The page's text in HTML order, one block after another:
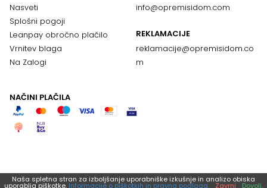
Nasveti
Splošni pogoji
Leanpay obročno plačilo
Vrnitev blaga
Na Zalogi
info@opremisidom.com
REKLAMACIJE
reklamacije@opremisidom.co
m
NAČINI PLAČILA
Naša spletna stran za izboljšanje uporabniške izkušnje in analizo obiska
uporablja piškotke. Informacije o piškotkih in pravna podlaga. Zavrni Dovoli.